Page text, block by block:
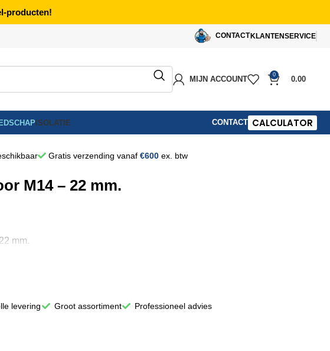
producten!
CONTACT KLANTENSERVICE
MIJN ACCOUNT
0
0.00
ISOLATIE CONTACT CALCULATOR
Gratis verzending vanaf €600ex. btw
M14 – 22 mm.
mm.
levering Groot assortiment Professioneel advies